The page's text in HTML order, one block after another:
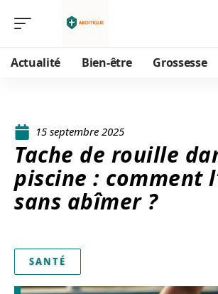
Actualité Bien-être Grossesse
15 septembre 2025
Tache de rouille
piscine : comment
sans abîmer ?
SANTÉ